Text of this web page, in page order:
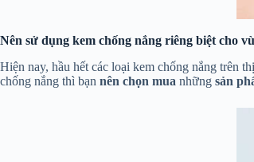
Nên sử dụng kem chống nắng riêng biệt cho
Hiện nay, hầu hết các loại kem chống nắng trên
chống nắng thì bạn nên chọn mua những sản